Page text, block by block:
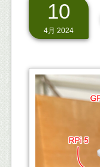
10
4月 2024